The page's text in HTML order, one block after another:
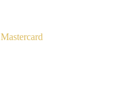
Mastercard